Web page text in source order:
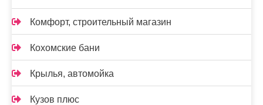
Комфорт, строительный магазин
Кохомские бани
Крылья, автомойка
Кузов плюс